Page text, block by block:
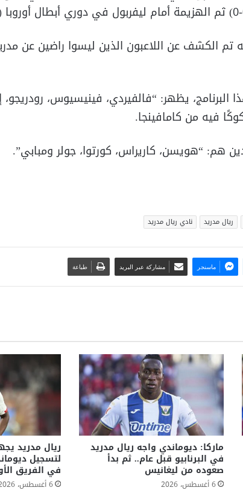
تم الكشف عن اللاعبون الذين ليسوا راضين عن
يظهر: “فالفيردي، فينيسيوس، رودريجو،
فيه من كامافينجا.
هم: “هويسن، كاريراس، كورتوا، جولر ومبابي”.
ريال مدريد نادي ريال مدريد
ماسنجر مشاركة عبر البريد طباعة
ماركا: ديوماندي واجه ريال مدريد
في البرنابيو قبل عام.. ثم بدأ
صعوده من ليغانيس
6 أغسطس، 2026
ريال مدريد
لتسجيل
في الفريق
6 أغسطس، 2026